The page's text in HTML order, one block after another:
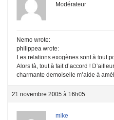
Modérateur
Nemo wrote:
philippea wrote:
Les relations exogènes sont à tout
Alors là, tout à fait d’accord !
charmante demoiselle m’aide à
21 novembre 2005 à 16h05
mike